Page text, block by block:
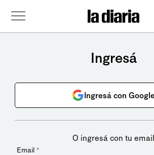
Ingresá
Ingresá con
O ingresá con tu email
Email *